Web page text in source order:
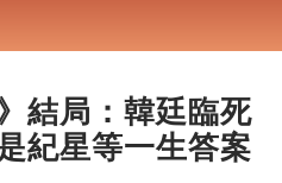
結局：韓廷臨死
紀星等一生答案